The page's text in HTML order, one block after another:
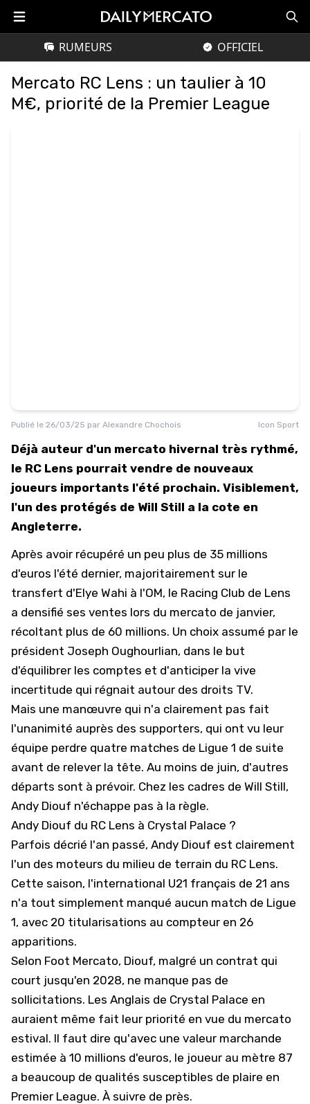
RUMEURS OFFICIEL
Mercato RC Lens : un taulier à 10
M€, priorité de la Premier League
Publié le 26/03/25 par Alexandre Chochois Icon Sport
Déjà auteur d'un mercato hivernal très rythmé,
le RC Lens pourrait vendre de nouveaux
joueurs importants l'été prochain. Visiblement,
l'un des protégés de Will Still a la cote en
Angleterre.
Après avoir récupéré un peu plus de 35 millions
d'euros l'été dernier, majoritairement sur le
transfert d'Elye Wahi à l'OM, le Racing Club de Lens
a densifié ses ventes lors du mercato de janvier,
récoltant plus de 60 millions. Un choix assumé par le
président Joseph Oughourlian, dans le but
d'équilibrer les comptes et d'anticiper la vive
incertitude qui régnait autour des droits TV.
Mais une manœuvre qui n'a clairement pas fait
l'unanimité auprès des supporters, qui ont vu leur
équipe perdre quatre matches de Ligue 1 de suite
avant de relever la tête. Au moins de juin, d'autres
départs sont à prévoir. Chez les cadres de Will Still,
Andy Diouf n'échappe pas à la règle.
Andy Diouf du RC Lens à Crystal Palace ?
Parfois décrié l'an passé, Andy Diouf est clairement
l'un des moteurs du milieu de terrain du RC Lens.
Cette saison, l'international U21 français de 21 ans
n'a tout simplement manqué aucun match de Ligue
1, avec 20 titularisations au compteur en 26
apparitions.
Selon Foot Mercato, Diouf, malgré un contrat qui
court jusqu'en 2028, ne manque pas de
sollicitations. Les Anglais de Crystal Palace en
auraient même fait leur priorité en vue du mercato
estival. Il faut dire qu'avec une valeur marchande
estimée à 10 millions d'euros, le joueur au mètre 87
a beaucoup de qualités susceptibles de plaire en
Premier League. À suivre de près.